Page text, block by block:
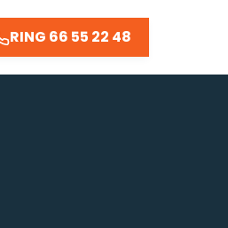
RING 66 55 22 48
66 55 22 48